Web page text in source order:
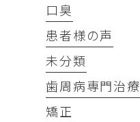
口臭
患者様の声
未分類
歯周病専門治療
矯正